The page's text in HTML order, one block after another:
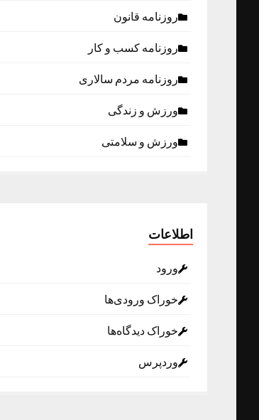
روزنامه قانون
روزنامه كسب و كار
روزنامه مردم سالاری
ورزش و زندگی
ورزش و سلامتی
اطلاعات
ورود
خوراک ورودی‌ها
خوراک دیدگاه‌ها
وردپرس